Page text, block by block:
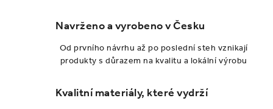
Navrženo a vyrobeno v Česku
Od prvního návrhu až po poslední steh vznikají
produkty s důrazem na kvalitu a lokální výrobu
Kvalitní materiály, které vydrží